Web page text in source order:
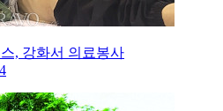
, 강화서 의료봉사